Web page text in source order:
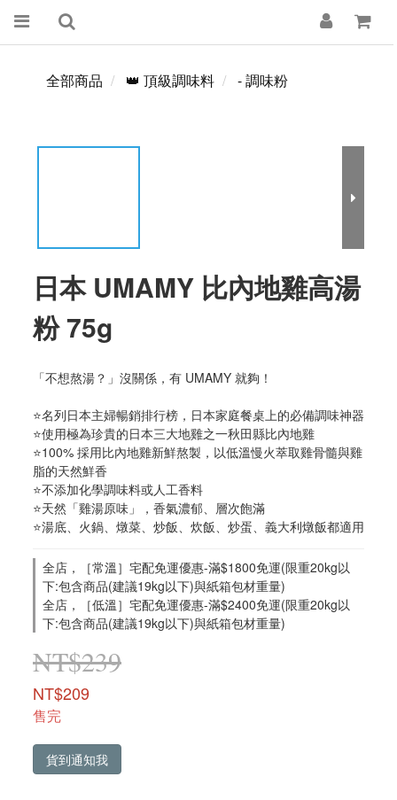
全部商品 👑 頂級調味料 - 調味粉
日本 UMAMY 比內地雞高湯
粉 75g
「不想熬湯？」沒關係，有 UMAMY 就夠！
⭐名列日本主婦暢銷排行榜，日本家庭餐桌上的必備調味神器
⭐使用極為珍貴的日本三大地雞之一秋田縣比內地雞
⭐100% 採用比內地雞新鮮熬製，以低溫慢火萃取雞骨髓與雞
脂的天然鮮香
⭐不添加化學調味料或人工香料
⭐天然「雞湯原味」，香氣濃郁、層次飽滿
⭐湯底、火鍋、燉菜、炒飯、炊飯、炒蛋、義大利燉飯都適用
全店，［常溫］宅配免運優惠-滿$1800免運(限重20kg以
下:包含商品(建議19kg以下)與紙箱包材重量)
全店，［低溫］宅配免運優惠-滿$2400免運(限重20kg以
下:包含商品(建議19kg以下)與紙箱包材重量)
NT$239
NT$209
售完
貨到通知我